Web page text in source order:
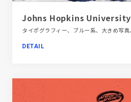
Johns Hopkins University
DETAIL